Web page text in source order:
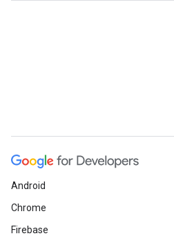
Android
Chrome
Firebase